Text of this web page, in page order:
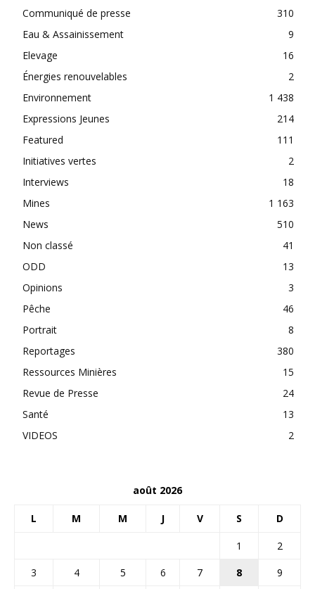
Communiqué de presse
310
Eau & Assainissement
9
Elevage
16
Énergies renouvelables
2
Environnement
1 438
Expressions Jeunes
214
Featured
111
Initiatives vertes
2
Interviews
18
Mines
1 163
News
510
Non classé
41
ODD
13
Opinions
3
Pêche
46
Portrait
8
Reportages
380
Ressources Minières
15
Revue de Presse
24
Santé
13
VIDEOS
2
août 2026
L M M J V S D
1
2
3
4 5 6 7 8
9